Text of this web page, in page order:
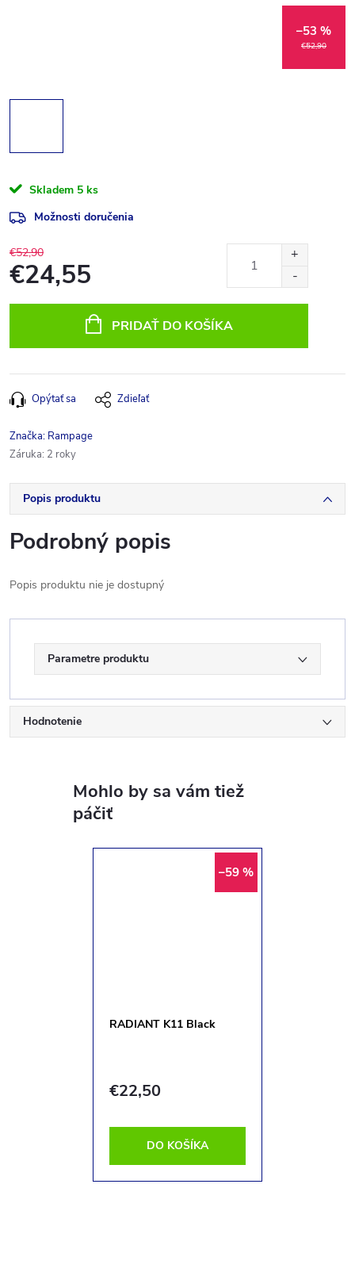
€52,90
–53 %
Skladem 5 ks
Možnosti doručenia
€52,90
€24,55
PRIDAŤ DO KOŠÍKA
Opýtať sa Zdieľať
Značka: Rampage
Záruka: 2 roky
Popis produktu
Podrobný popis
Popis produktu nie je dostupný
Parametre produktu
Hodnotenie
–59 %
RADIANT K11 Black
€22,50
DO KOŠÍKA